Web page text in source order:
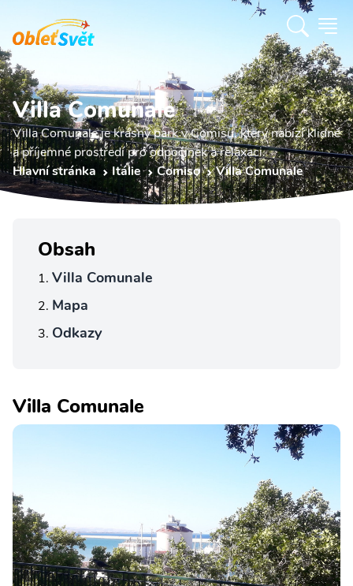
Villa Comunale
Villa Comunale je krásný park v Comisu, který nabízí klidné
a příjemné prostředí pro odpočinek a relaxaci.
Hlavní stránka
Itálie Comiso Villa Comunale
Obsah
Villa Comunale
Mapa
Odkazy
Villa Comunale